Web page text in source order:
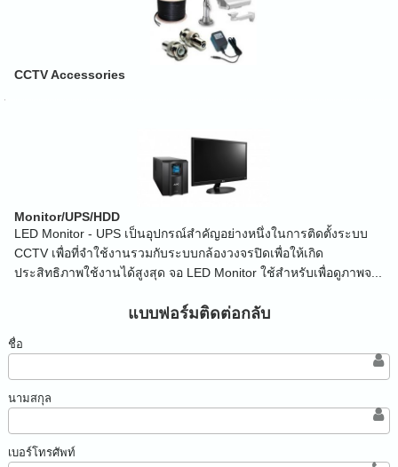
CCTV Accessories
Monitor/UPS/HDD
LED Monitor - UPS เป็นอุปกรณ์สำคัญอย่างหนึ่งในการติดตั้งระบบ
CCTV เพื่อที่จำใช้งานรวมกับระบบกล้องวงจรปิดเพื่อให้เกิด
ประสิทธิภาพใช้งานได้สูงสุด จอ LED Monitor ใช้สำหรับเพื่อดูภาพจ...
แบบฟอร์มติดต่อกลับ
ชื่อ
นามสกุล
เบอร์โทรศัพท์